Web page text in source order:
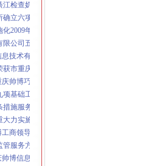
立六项机制改进企业登记监管工作
2009年合同监管工作
公司五项举措确保企业年检工作顺利开展
技术有限公司开展企业年检工作
市重庆帅博代理记账有限公司级青年文明号称号
帅博巧“验照牌”
基础工作助推履职到位
施服务地方经济发展
力实施商标富农工程
商领导班子
服务方式应对危机保增长促发展
博信息技术有限公司化作风建设
息技术有限公司解决“四”抓好整改落实